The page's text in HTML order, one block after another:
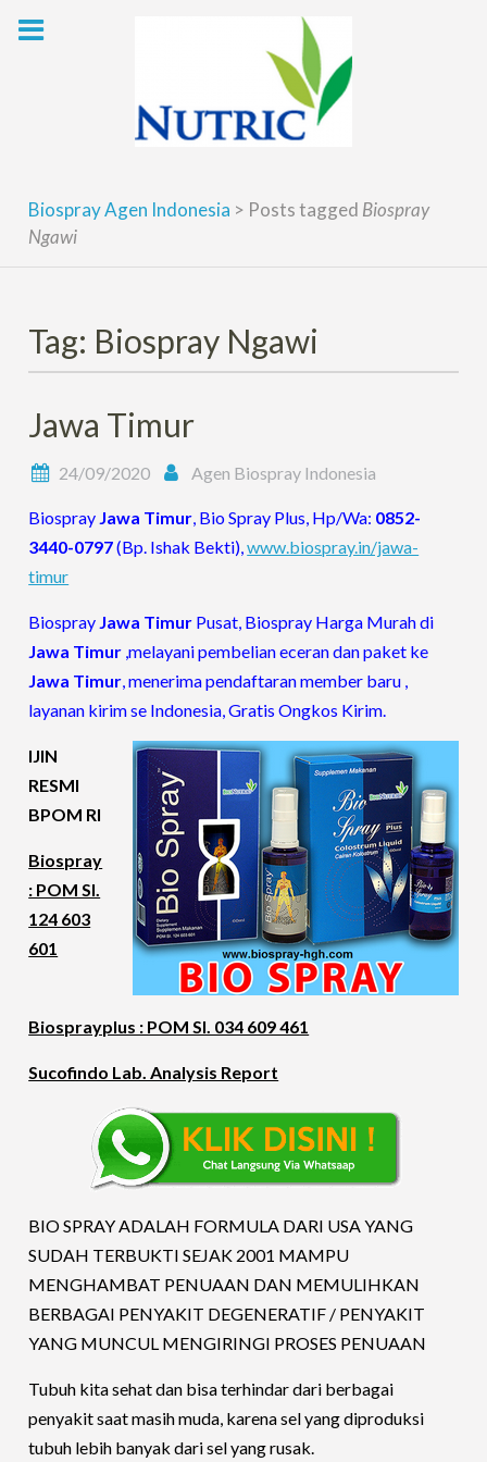
Biospray Agen Indonesia > Posts tagged Biospray
Ngawi
Tag: Biospray Ngawi
Jawa Timur
24/09/2020 Agen Biospray Indonesia
Biospray Jawa Timur, Bio Spray Plus, Hp/Wa: 0852-
3440-0797(Bp. Ishak Bekti),www.biospray.in/jawa-
timur
Biospray Jawa Timur Pusat, Biospray Harga Murah di
Jawa Timur ,melayani pembelian eceran dan paket ke
Jawa Timur, menerima pendaftaran member baru ,
layanan kirim se Indonesia, Gratis Ongkos Kirim.
IJIN
RESMI
BPOM RI
Biospray
: POM SI.
124 603
601
Biosprayplus : POM SI. 034 609 461
Sucofindo Lab. Analysis Report
BIO SPRAY ADALAH FORMULA DARI USA YANG
SUDAH TERBUKTI SEJAK 2001 MAMPU
MENGHAMBAT PENUAAN DAN MEMULIHKAN
BERBAGAI PENYAKIT DEGENERATIF / PENYAKIT
YANG MUNCUL MENGIRINGI PROSES PENUAAN
Tubuh kita sehat dan bisa terhindar dari berbagai
penyakit saat masih muda, karena sel yang diproduksi
tubuh lebih banyak dari sel yang rusak.